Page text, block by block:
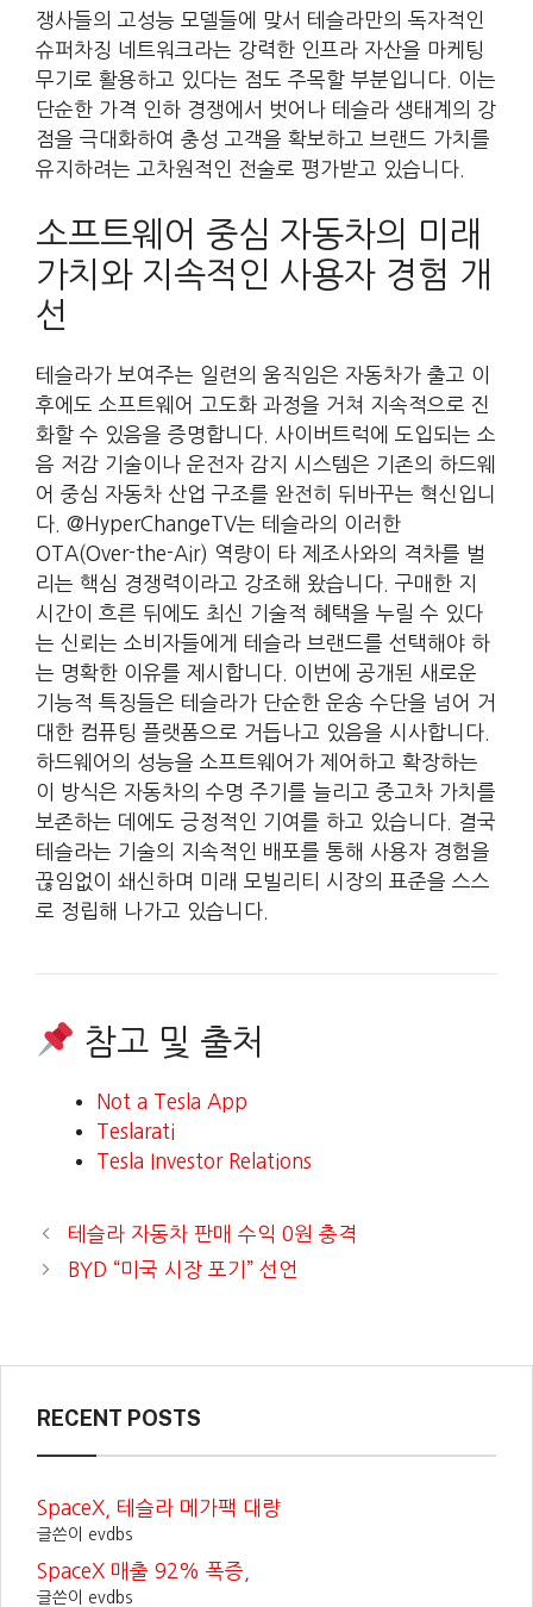
쟁사들의 고성능 모델들에 맞서 테슬라만의 독자적인
슈퍼차징 네트워크라는 강력한 인프라 자산을 마케팅
무기로 활용하고 있다는 점도 주목할 부분입니다. 이는
단순한 가격 인하 경쟁에서 벗어나 테슬라 생태계의 강
점을 극대화하여 충성 고객을 확보하고 브랜드 가치를
유지하려는 고차원적인 전술로 평가받고 있습니다.
소프트웨어 중심 자동차의 미래
가치와 지속적인 사용자 경험 개
선
테슬라가 보여주는 일련의 움직임은 자동차가 출고 이
후에도 소프트웨어 고도화 과정을 거쳐 지속적으로 진
화할 수 있음을 증명합니다. 사이버트럭에 도입되는 소
음 저감 기술이나 운전자 감지 시스템은 기존의 하드웨
어 중심 자동차 산업 구조를 완전히 뒤바꾸는 혁신입니
다. @HyperChangeTV는 테슬라의 이러한
OTA(Over-the-Air) 역량이 타 제조사와의 격차를 벌
리는 핵심 경쟁력이라고 강조해 왔습니다. 구매한 지
시간이 흐른 뒤에도 최신 기술적 혜택을 누릴 수 있다
는 신뢰는 소비자들에게 테슬라 브랜드를 선택해야 하
는 명확한 이유를 제시합니다. 이번에 공개된 새로운
기능적 특징들은 테슬라가 단순한 운송 수단을 넘어 거
대한 컴퓨팅 플랫폼으로 거듭나고 있음을 시사합니다.
하드웨어의 성능을 소프트웨어가 제어하고 확장하는
이 방식은 자동차의 수명 주기를 늘리고 중고차 가치를
보존하는 데에도 긍정적인 기여를 하고 있습니다. 결국
테슬라는 기술의 지속적인 배포를 통해 사용자 경험을
끊임없이 쇄신하며 미래 모빌리티 시장의 표준을 스스
로 정립해 나가고 있습니다.
참고 및 출처
Not a Tesla App
Teslarati
Tesla Investor Relations
테슬라 자동차 판매 수익 0원 충격
BYD “미국 시장 포기” 선언
RECENT POSTS
SpaceX, 테슬라 메가팩 대량
글쓴이 evdbs
SpaceX 매출 92% 폭증,
글쓴이 evdbs